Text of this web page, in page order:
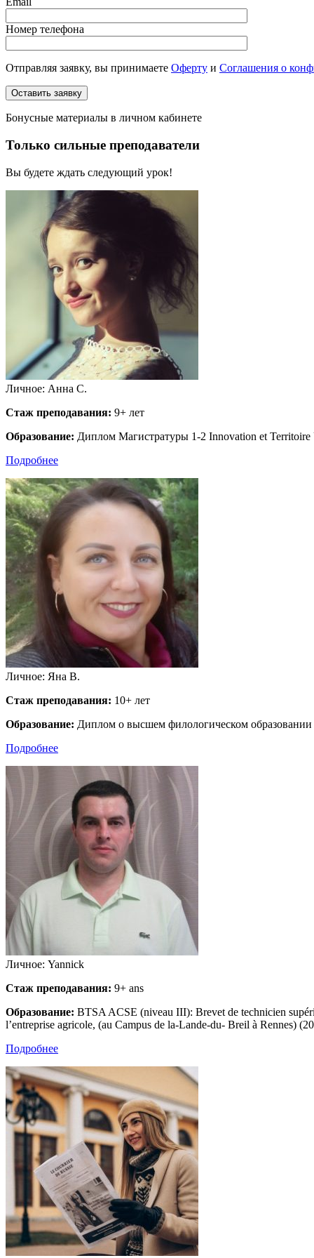
Номер телефона
Отправляя заявку, вы принимаете Оферту и Соглашения о
Бонусные материалы в личном кабинете
Только сильные преподаватели
Вы будете ждать следующий урок!
Личное: Анна С.
Стаж преподавания: 9+ лет
Образование: Диплом Магистратуры 1-2 Innovation et Territoire
Подробнее
Личное: Яна В.
Стаж преподавания: 10+ лет
Образование: Диплом о высшем филологическом
Подробнее
Личное: Yannick
Стаж преподавания: 9+ ans
Образование: BTSA ACSE (niveau III): Brevet de technicien
l’entreprise agricole, (au Campus de la-Lande-du- Breil à Rennes)
Подробнее